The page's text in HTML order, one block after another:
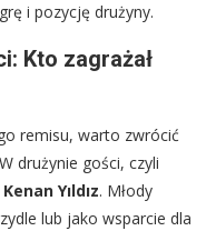
i pozycję drużyny.
Kto zagrażał
remisu, warto zwrócić
drużynie gości, czyli
Kenan Yıldız. Młody
lub jako wsparcie dla